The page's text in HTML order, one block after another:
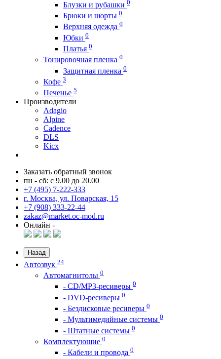
Блузки и рубашки 0
Брюки и шорты 0
Верхняя одежда 0
Юбки 0
Платья 0
Тонировочная пленка 0
Защитная пленка 0
Кофе 3
Печенье 5
Производители
Adagio
Alpine
Cadence
DLS
Kicx
Заказать обратный звонок
пн - сб: с 9.00 до 20.00
+7 (495) 7-222-333
г. Москва, ул. Поварская, 15
+7 (908) 333-22-44
zakaz@market.oc-mod.ru
Онлайн -
Назад
Автозвук 24
Автомагнитолы 0
- CD/MP3-ресиверы 0
- DVD-ресиверы 0
- Бездисковые ресиверы 0
- Мультимедийные системы 0
- Штатные системы 0
Комплектующие 0
- Кабели и провода 0